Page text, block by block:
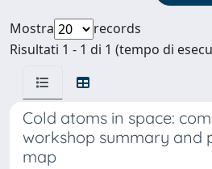
Mostra
records
Risultati 1 - 1 di 1 (tempo di
Cold atoms in space:
workshop summary and
map